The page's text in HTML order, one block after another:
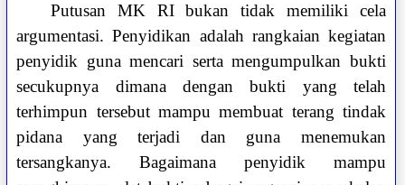
Putusan MK RI bukan tidak memiliki cela
argumentasi. Penyidikan adalah rangkaian kegiatan
penyidik guna mencari serta mengumpulkan bukti
secukupnya dimana dengan bukti yang telah
terhimpun tersebut mampu membuat terang tindak
pidana yang terjadi dan guna menemukan
tersangkanya. Bagaimana penyidik mampu